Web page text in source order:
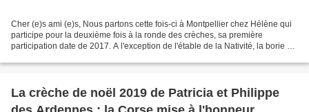
Cher (e)s ami (e)s, Nous partons cette fois-ci à Montpellier chez Hélène qui
participe pour la deuxième fois à la ronde des crèches, sa première
participation date de 2017. A l'exception de l'étable de la Nativité, la borie et
La crèche de noël 2019 de Patricia et Philippe